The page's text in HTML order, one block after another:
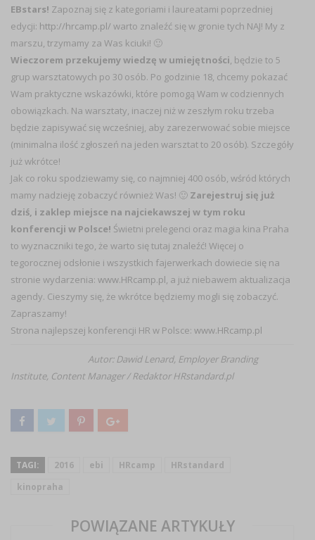
EBstars! Zapoznaj się z kategoriami i laureatami poprzedniej
edycji: http://hrcamp.pl/ warto znaleźć się w gronie tych NAJ! My z
marszu, trzymamy za Was kciuki! 🙂
Wieczorem przekujemy wiedzę w umiejętności, będzie to 5
grup warsztatowych po 30 osób. Po godzinie 18, chcemy pokazać
Wam praktyczne wskazówki, które pomogą Wam w codziennych
obowiązkach. Na warsztaty, inaczej niż w zeszłym roku trzeba
będzie zapisywać się wcześniej, aby zarezerwować sobie miejsce
(minimalna ilość zgłoszeń na jeden warsztat to 20 osób). Szczegóły
już wkrótce!
Jak co roku spodziewamy się, co najmniej 400 osób, wśród których
mamy nadzieję zobaczyć również Was! 🙂 Zarejestruj się już
dziś, i zaklep miejsce na najciekawszej w tym roku
konferencji w Polsce! Świetni prelegenci oraz magia kina Praha
to wyznaczniki tego, że warto się tutaj znaleźć! Więcej o
tegorocznej odsłonie i wszystkich fajerwerkach dowiecie się na
stronie wydarzenia: www.HRcamp.pl, a już niebawem aktualizacja
agendy. Cieszymy się, że wkrótce będziemy mogli się zobaczyć.
Zapraszamy!
Strona najlepszej konferencji HR w Polsce: www.HRcamp.pl
Autor: Dawid Lenard, Employer Branding
Institute, Content Manager / Redaktor HRstandard.pl
TAGI: 2016 ebi HRcamp
HRstandard
kinopraha
POWIĄZANE ARTYKUŁY